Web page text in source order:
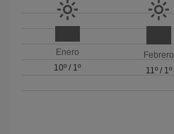
Enero
10º / 1º
Febrero
11º/ 1º